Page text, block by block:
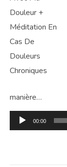
manière…
Lecteur
audio
00:00